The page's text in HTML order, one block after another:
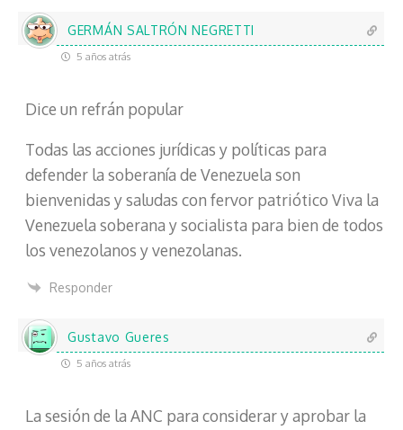
GERMÁN SALTRÓN NEGRETTI
5 años atrás
Dice un refrán popular
Todas las acciones jurídicas y políticas para
defender la soberanía de Venezuela son
bienvenidas y saludas con fervor patriótico Viva la
Venezuela soberana y socialista para bien de todos
los venezolanos y venezolanas.
Responder
Gustavo Gueres
5 años atrás
La sesión de la ANC para considerar y aprobar la